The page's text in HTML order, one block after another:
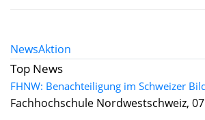
NewsAktion
Top News
FHNW: Benachteiligung im Schweizer
Fachhochschule Nordwestschweiz,